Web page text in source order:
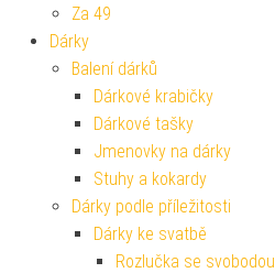
Za 49
Dárky
Balení dárků
Dárkové krabičky
Dárkové tašky
Jmenovky na dárky
Stuhy a kokardy
Dárky podle příležitosti
Dárky ke svatbě
Rozlučka se svobodou